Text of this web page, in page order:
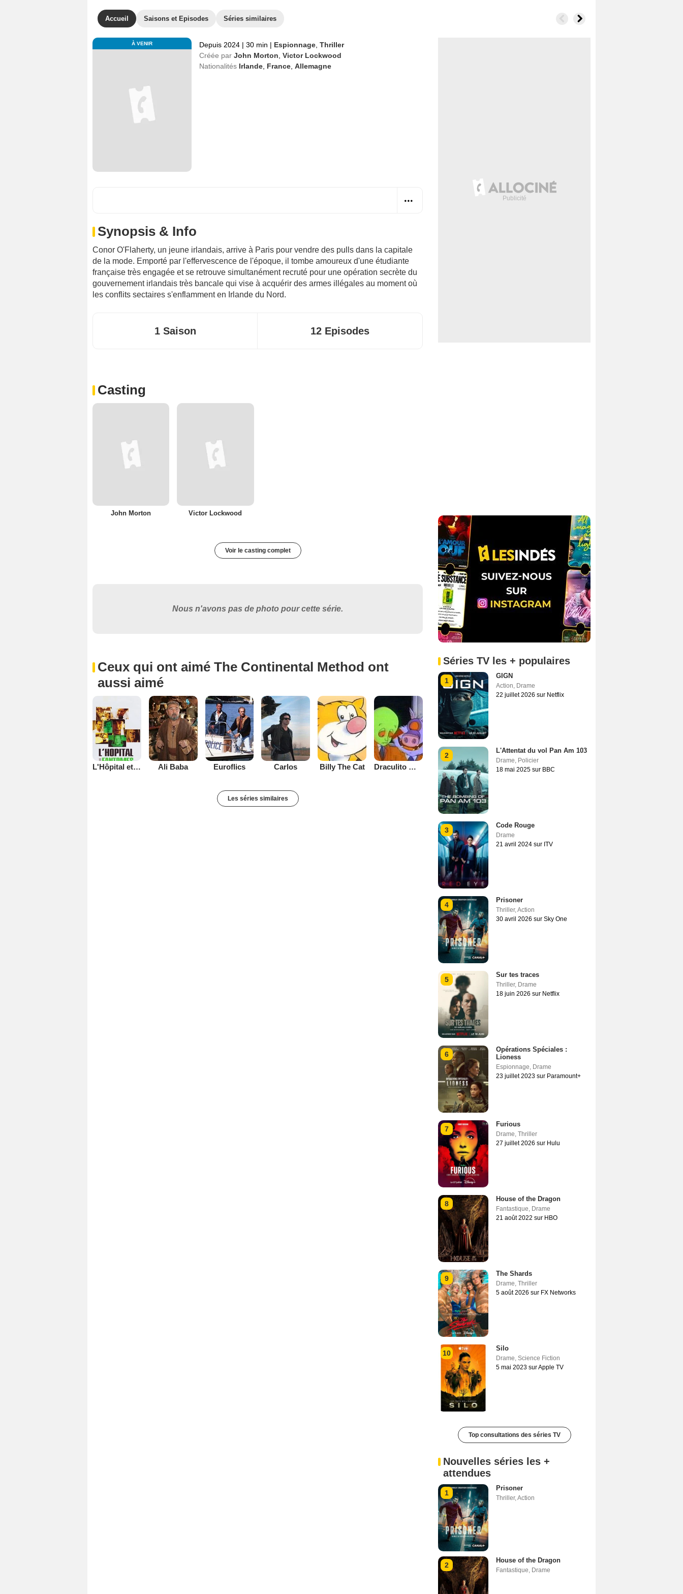
Accueil Saisons et Episodes Séries similaires
À VENIR Depuis 2024 | 30 min | Espionnage Thriller
Créée par John Morton Victor Lockwood
Nationalités Irlande France Allemagne
Synopsis & Info
Conor O'Flaherty, un jeune irlandais, arrive à Paris pour vendre des pulls dans la capitale
de la mode. Emporté par l'effervescence de l'époque, il tombe amoureux d'une étudiante
française très engagée et se retrouve simultanément recruté pour une opération secrète du
gouvernement irlandais très bancale qui vise à acquérir des armes illégales au moment où
les conflits sectaires s'enflamment en Irlande du Nord.
1 Saison 12 Episodes
Casting
John Morton Victor Lockwood
Voir le casting complet
Nous n'avons pas de photo pour cette série.
Ceux qui ont aimé The Continental Method ont
aussi aimé
L'Hôpital et Ses Fantômes Ali Baba Euroflics Carlos Billy The Cat Draculito mon Saigneur
Les séries similaires
Séries TV les + populaires
1
GIGN
Action, Drame
22 juillet 2026 sur Netflix
2
L'Attentat du vol Pan Am 103
Drame, Policier
18 mai 2025 sur BBC
3
Code Rouge
Drame
21 avril 2024 sur ITV
4
Prisoner
Thriller,Action
30 avril 2026 sur Sky One
5
Sur tes traces
Thriller, Drame
18 juin 2026 sur Netflix
6
Opérations Spéciales :
Lioness
Espionnage, Drame
23 juillet 2023 sur Paramount+
7
Furious
Drame, Thriller
27 juillet 2026 sur Hulu
8
House of the Dragon
Fantastique, Drame
21 août 2022 sur HBO
9
The Shards
Drame, Thriller
5 août 2026 sur FX Networks
10
Silo
Drame, Science Fiction
5 mai 2023 sur Apple TV
Top consultations des séries TV
Nouvelles séries les +
attendues
1
Prisoner
Thriller,Action
2
House of the Dragon
Fantastique, Drame